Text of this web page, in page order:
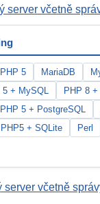
PHP 5 MariaDB
5 + MySQL
PHP 8 +
PHP 5 + PostgreSQL
PHP5 + SQLite Perl